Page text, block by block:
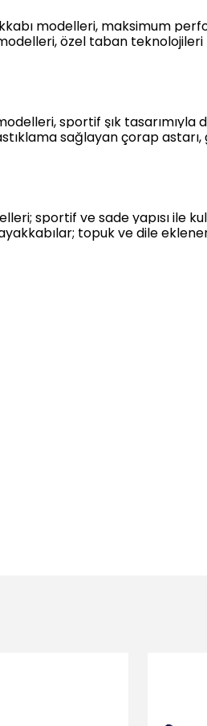
modelleri, maksimum
özel taban teknolojileri
sportif şık
sağlayan çorap astarı,
sportif ve sade yapısı ile
topuk ve dile